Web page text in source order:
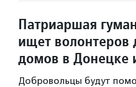
Патриаршая
ищет волонтеров
домов в Донецке
Добровольцы будут